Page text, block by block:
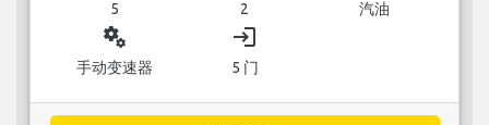
5 2 汽油
miscellaneous_services
手动变速器
login
5 门